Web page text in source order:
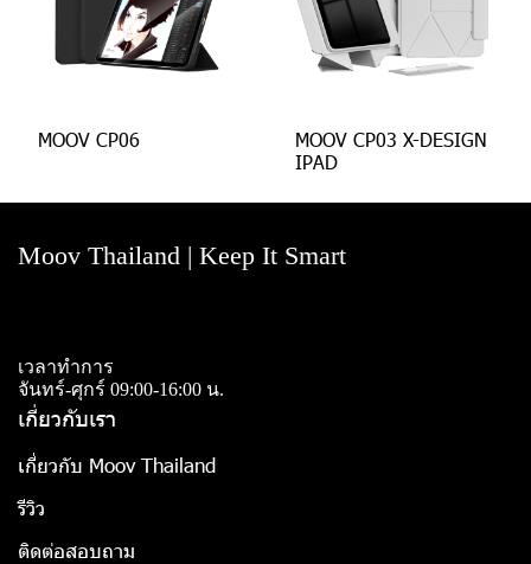
MOOV CP06
MOOV CP03 X-DESIGN
IPAD
Moov Thailand | Keep It Smart
เวลาทำการ
จันทร์-ศุกร์ 09:00-16:00 น.
เกี่ยวกับเรา
เกี่ยวกับ Moov Thailand
รีวิว
ติดต่อสอบถาม